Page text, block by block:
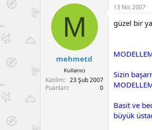
a
t
ş
g
ç
a
r
M
mehmetd
Kullanıcı
Katılım
23 Şub 2007
Puanları
0
13 Nis 2007
güzel bir
Sizin
Basit ve
büyük